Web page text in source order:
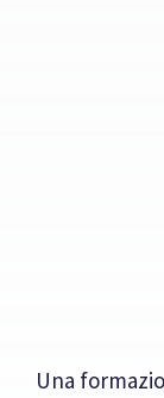
Una